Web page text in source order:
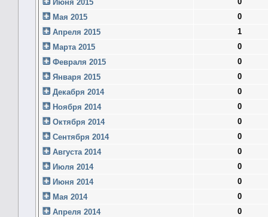
Июня 2015
Мая 2015
0
Апреля 2015
1
Марта 2015
0
Февраля 2015
0
Января 2015
0
Декабря 2014
0
Ноября 2014
0
Октября 2014
0
Сентября 2014
0
Августа 2014
0
Июля 2014
0
Июня 2014
0
Мая 2014
0
Апреля 2014
0